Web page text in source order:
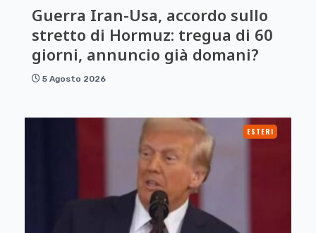
Guerra Iran-Usa, accordo sullo
stretto di Hormuz: tregua di 60
giorni, annuncio già domani?
5 Agosto 2026
ESTERI